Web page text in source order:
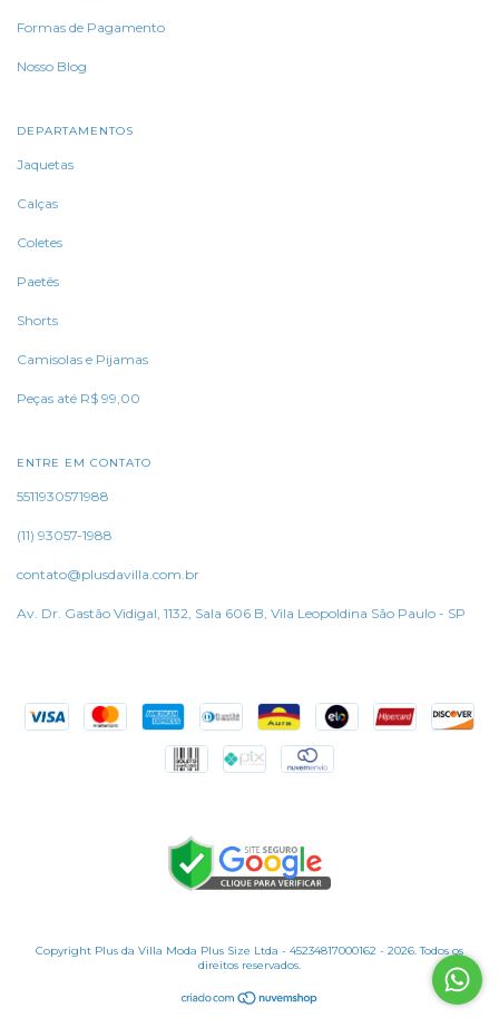
Formas de Pagamento
Nosso Blog
DEPARTAMENTOS
Jaquetas
Calças
Coletes
Paetês
Shorts
Camisolas e Pijamas
Peças até R$ 99,00
ENTRE EM CONTATO
5511930571988
(11) 93057-1988
contato@plusdavilla.com.br
Av. Dr. Gastão Vidigal, 1132, Sala 606 B, Vila Leopoldina São Paulo - SP
Copyright Plus da Villa Moda Plus Size Ltda - 45234817000162 - 2026. Todos os
direitos reservados.